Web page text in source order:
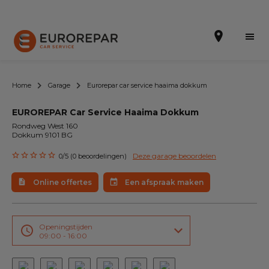
Een afspraak maken
Online offertes
EUREPAR Pech Service
Onze occasions
Over ons
Home Garage Eurorepar car service haaima dokkum
EUROREPAR Car Service Haaima Dokkum
Rondweg West 160
Dokkum 9101 BG
0/5 (0 beoordelingen) Deze garage beoordelen
Online offertes Een afspraak maken
Openingstijden
09:00 - 16:00